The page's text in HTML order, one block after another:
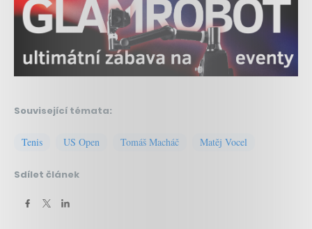
Související témata:
Tenis US Open Tomáš Macháč Matěj Vocel
Sdílet článek